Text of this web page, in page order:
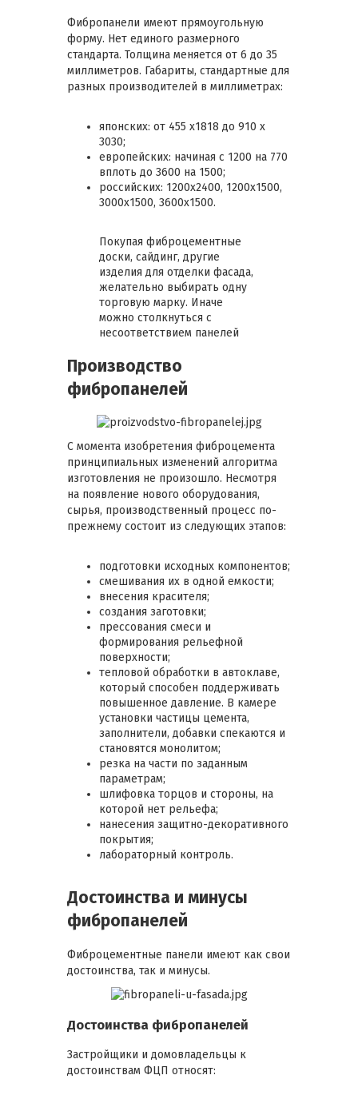
Фибропанели имеют прямоугольную
форму. Нет единого размерного
стандарта. Толщина меняется от 6 до 35
миллиметров. Габариты, стандартные для
разных производителей в миллиметрах:
японских: от 455 x1818 до 910 х
3030;
европейских: начиная с 1200 на 770
вплоть до 3600 на 1500;
российских: 1200х2400, 1200х1500,
3000х1500, 3600х1500.
Покупая фиброцементные
доски, сайдинг, другие
изделия для отделки фасада,
желательно выбирать одну
торговую марку. Иначе
можно столкнуться с
несоответствием панелей
Производство
фибропанелей
С момента изобретения фиброцемента
принципиальных изменений алгоритма
изготовления не произошло. Несмотря
на появление нового оборудования,
сырья, производственный процесс по-
прежнему состоит из следующих этапов:
подготовки исходных компонентов;
смешивания их в одной емкости;
внесения красителя;
создания заготовки;
прессования смеси и
формирования рельефной
поверхности;
тепловой обработки в автоклаве,
который способен поддерживать
повышенное давление. В камере
установки частицы цемента,
заполнители, добавки спекаются и
становятся монолитом;
резка на части по заданным
параметрам;
шлифовка торцов и стороны, на
которой нет рельефа;
нанесения защитно-декоративного
покрытия;
лабораторный контроль.
Достоинства и минусы
фибропанелей
Фиброцементные панели имеют как свои
достоинства, так и минусы.
Достоинства фибропанелей
Застройщики и домовладельцы к
достоинствам ФЦП относят: